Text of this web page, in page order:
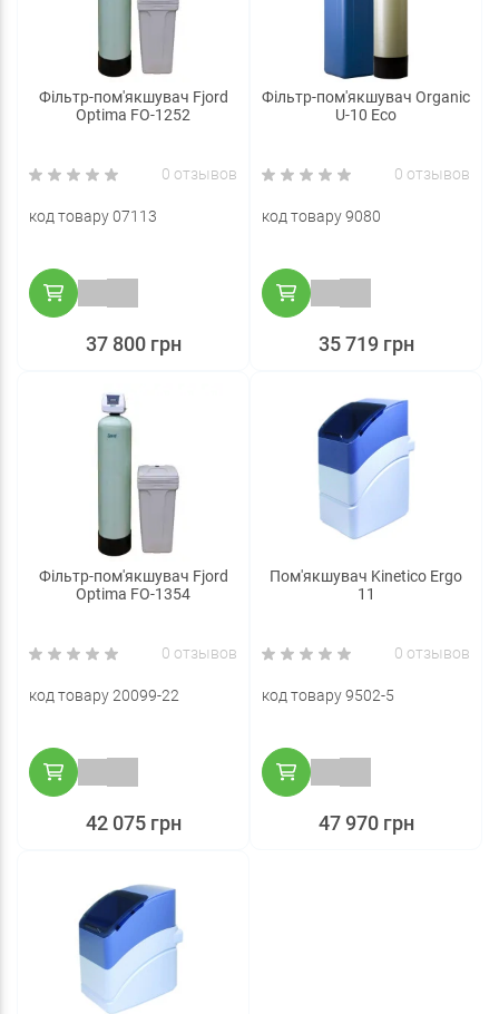
Фільтр-пом'якшувач Fjord
Optima FO-1252
0 отзывов
код товару 07113
37 800 грн
Фільтр-пом'якшувач Organic
U-10 Eco
0 отзывов
код товару 9080
35 719 грн
Фільтр-пом'якшувач Fjord
Optima FO-1354
0 отзывов
код товару 20099-22
42 075 грн
Пом'якшувач Kinetico Ergo
11
0 отзывов
код товару 9502-5
47 970 грн